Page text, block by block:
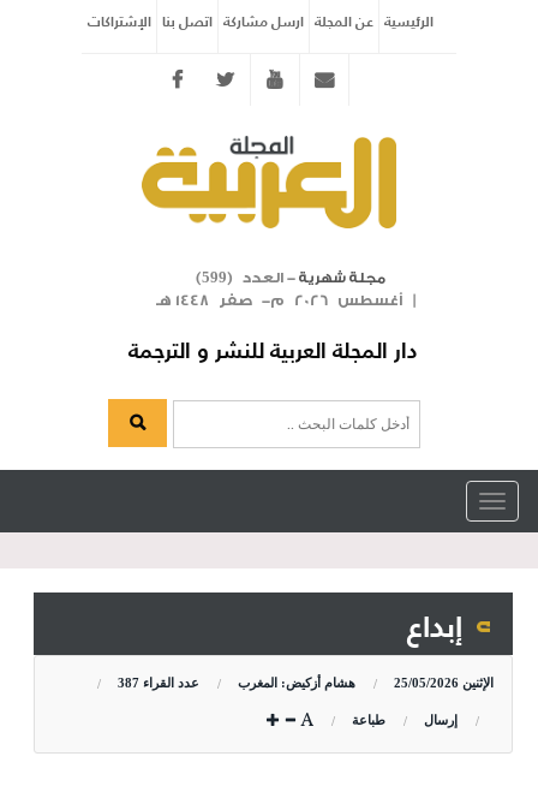
الرئيسية عن المجلة ارسل مشاركة اتصل بنا الإشتراكات
Twitter youtube
مجلة شهرية- العدد ( 599
)
| أغسطس 2026 م- صفر 1448 هـ
دار المجلة العربية للنشر و الترجمة
Toggle
navigation
إبداع
الإثنين 25/05/2026 هشام أزكيض: المغرب عدد القراء 387
إرسال طباعة